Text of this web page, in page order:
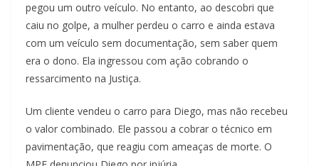
pegou um outro veículo. No entanto, ao descobri que
caiu no golpe, a mulher perdeu o carro e ainda estava
com um veículo sem documentação, sem saber quem
era o dono. Ela ingressou com ação cobrando o
ressarcimento na Justiça.
Um cliente vendeu o carro para Diego, mas não recebeu
o valor combinado. Ele passou a cobrar o técnico em
pavimentação, que reagiu com ameaças de morte. O